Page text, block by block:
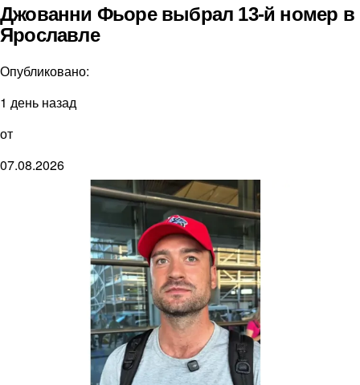
Джованни Фьоре выбрал 13-й номер в
Ярославле
Опубликовано:
1 день назад
от
07.08.2026